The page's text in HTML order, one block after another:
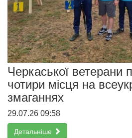
Черкаської ветерани
чотири місця на
змаганнях
29.07.26 09:58
Детальніше